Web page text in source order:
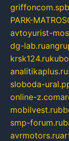
PARK-
avtoyurist-
dg-lab.ru
krsk124.ru
analitikaplus.ru
sloboda-
online-z.com
mobilvest.ru
smp-forum.ru
avrmotors.ru